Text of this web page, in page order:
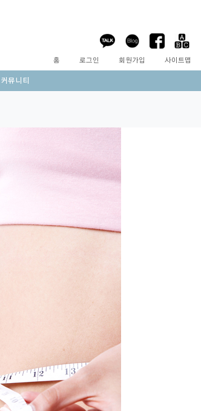
홈 로그인 회원가입 사이트맵
커뮤니티